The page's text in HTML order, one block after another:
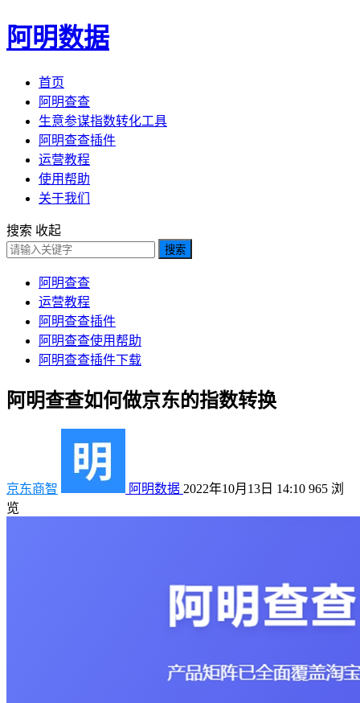
阿明数据
首页
阿明查查
生意参谋指数转化工具
阿明查查插件
运营教程
使用帮助
关于我们
搜索 收起
搜索
阿明查查
运营教程
阿明查查插件
阿明查查使用帮助
阿明查查插件下载
阿明查查如何做京东的指数转换
京东商智 阿明数据 2022年10月13日 14:10 965 浏
览